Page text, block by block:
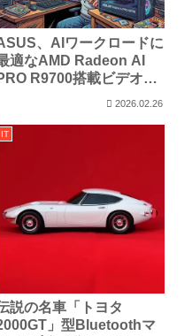
、AIワークロードに
適なAMD Radeon AI
R9700搭載ビデオカ
2026.02.26
IT
説の名車「トヨタ
」型Bluetoothマ